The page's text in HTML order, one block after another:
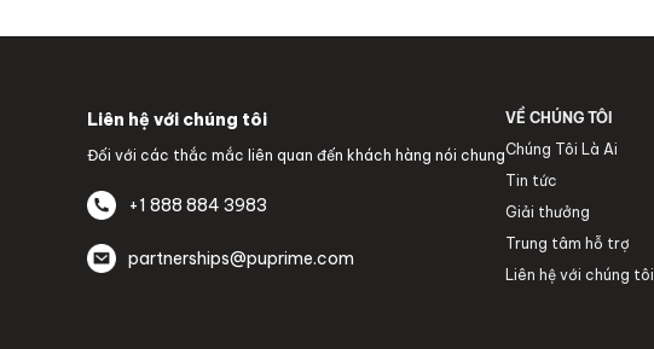
Liên hệ với chúng tôi
Đối với các thắc mắc liên quan đến khách hàng nói chung
+1 888 884 3983
partnerships@puprime.com
VỀ CHÚNG TÔI
Chúng Tôi Là Ai
Tin tức
Giải thưởng
Trung tâm hỗ trợ
Liên hệ với chúng tôi